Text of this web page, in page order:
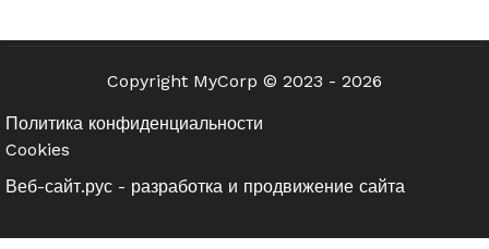
Copyright MyCorp © 2023 - 2026
Политика конфиденциальности
Cookies
Веб-сайт.рус - разработка и продвижение сайта